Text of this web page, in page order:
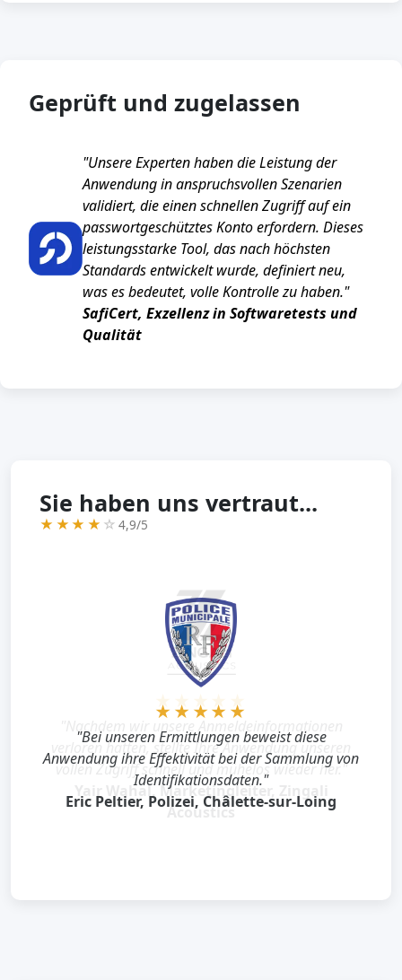
Geprüft und zugelassen
"Unsere Experten haben die Leistung der
Anwendung in anspruchsvollen Szenarien
validiert, die einen schnellen Zugriff auf ein
passwortgeschütztes Konto erfordern. Dieses
leistungsstarke Tool, das nach höchsten
Standards entwickelt wurde, definiert neu,
was es bedeutet, volle Kontrolle zu haben."
SafiCert, Exzellenz in Softwaretests und
Qualität
Sie haben uns vertraut...
★★★★ ☆ 4,9/5
★★★★★
"Nachdem wir unsere Anmeldeinformationen
verloren hatten, stellte Ihre Anwendung unseren
vollen Zugriff schnell und mühelos wieder her."
Yair Wahal, Marketingleiter, Zingali
Acoustics